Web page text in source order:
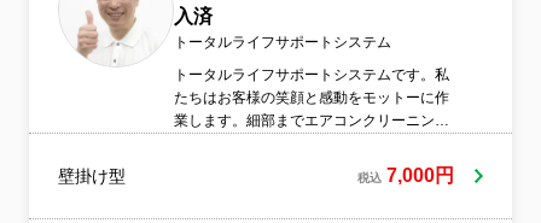
入済
トータルライフサポートシステム
トータルライフサポートシステムです。私
たちはお客様の笑顔と感動をモットーに作
業します。細部までエアコンクリーニング
し出来る様に努力しますのでよろしくお願
壁掛け型 税込 7,000円